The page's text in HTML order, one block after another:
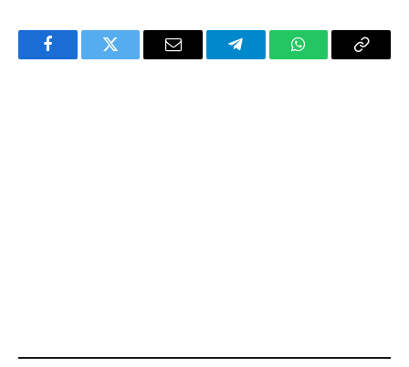
FacebookTwitter Email TelegramWhatsAppCopy